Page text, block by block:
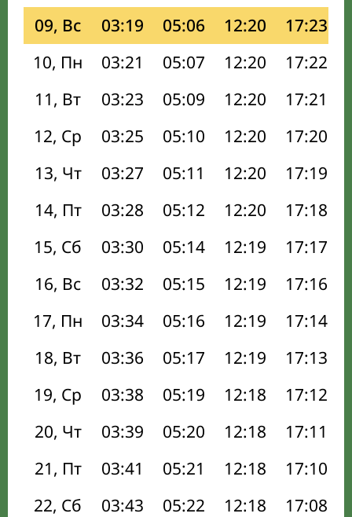
09, Вс
03:19 05:06 12:20 17:23
10, Пн
03:21 05:07 12:20 17:22
11, Вт
03:23 05:09 12:20 17:21
12, Ср
03:25 05:10 12:20 17:20
13, Чт
03:27 05:11 12:20 17:19
14, Пт
03:28 05:12 12:20 17:18
15, Сб
03:30 05:14 12:19 17:17
16, Вс
03:32 05:15 12:19 17:16
17, Пн
03:34 05:16 12:19 17:14
18, Вт
03:36 05:17 12:19 17:13
19, Ср
03:38 05:19 12:18 17:12
20, Чт
03:39 05:20 12:18 17:11
21, Пт
03:41 05:21 12:18 17:10
22, Сб
03:43 05:22 12:18 17:08